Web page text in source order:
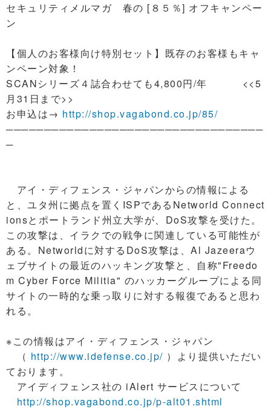
セキュリティメルマガ 春の [８５％] オフキャンペー
ン
【個人のお客様向け特別セット】既存のお客様もキャ
ンペーン対象！
SCANシリーズ４誌合わせても4,800円/年 <<5
月31日まで>>
お申込は→ http://shop.vagabond.co.jp/85/
──────────────────────────────────
─
アイ・ディフェンス・ジャパンからの情報による
と、ユタ州に拠点を置くISPであるNetworld Connect
ionsとポートランド州立大学が、DoS攻撃を受けた。
この攻撃は、イラクでの戦争に関連している可能性が
ある。Networldに対するDoS攻撃は、Al Jazeeraウ
ェブサイトの最近のハッキング攻撃と、自称"Freedo
m Cyber Force Militia" のハッカーグループによる同
サイトの一時的な乗っ取りに対する報復であると思わ
れる。
※この情報はアイ・ディフェンス・ジャパン
（ http://www.idefense.co.jp/ ）より提供いただい
ております。
アイディフェンス社の iAlert サービスについて
http://shop.vagabond.co.jp/p-alt01.shtml